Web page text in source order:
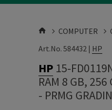
COMPUTER
Art.No. 584432 | HP
HP 15-
RAM 8 GB,
- PRMG